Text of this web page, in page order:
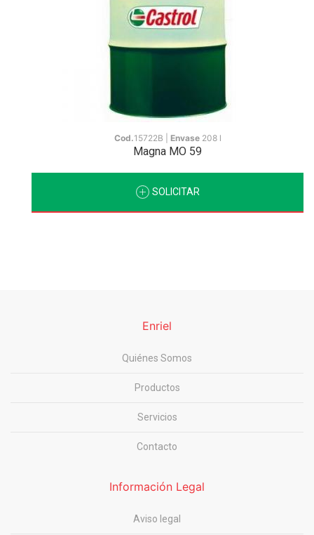
Cod.15722B | Envase208 l
Magna MO 59
SOLICITAR
Enriel
Quiénes Somos
Productos
Servicios
Contacto
Información Legal
Aviso legal